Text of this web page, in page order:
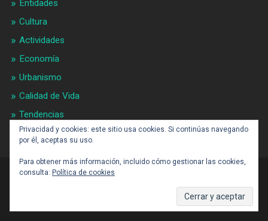
Entidades
Cultura
Actividades
Economía
Urbanismo
Calidad de Vida
Tendencias
Gran BCN
Privacidad y cookies: este sitio usa cookies. Si continúas navegando
por él, aceptas su uso.
Para obtener más información, incluido cómo gestionar las cookies,
consulta: Política de cookies